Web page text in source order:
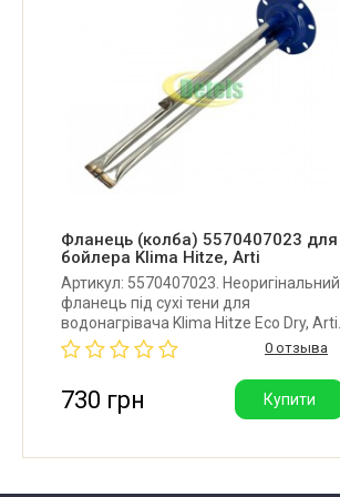
Фланець (колба) 5570407023 для
бойлера Klima Hitze, Arti
Артикул: 5570407023. Неоригінальний
фланець під сухі тени для
водонагрівача Klima Hitze Eco Dry, Arti.
Довжина трубок: 412/412/287 мм.
Діаметр фланця: 120 мм. Порт під
анод М6. Виготовлений із
нержавіючої сталі. Виробник: Україна.
0 отзыва
730 грн Купити